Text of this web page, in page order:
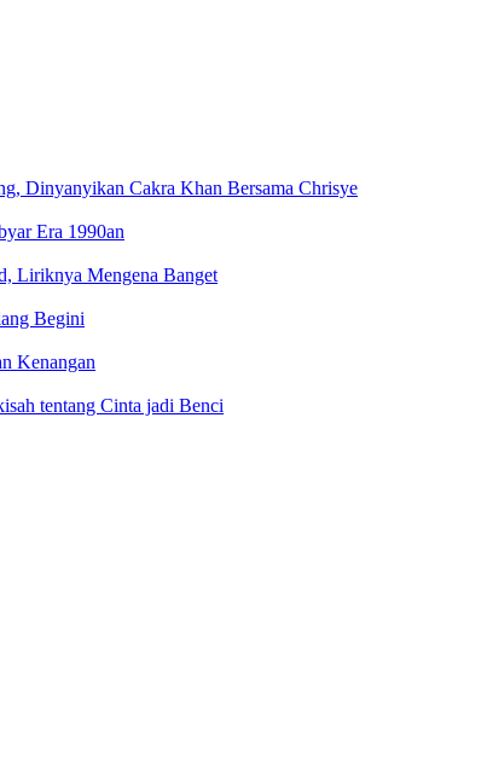
Dinyanyikan Cakra Khan Bersama Chrisye
Era 1990an
Liriknya Mengena Banget
Begini
Kenangan
tentang Cinta jadi Benci